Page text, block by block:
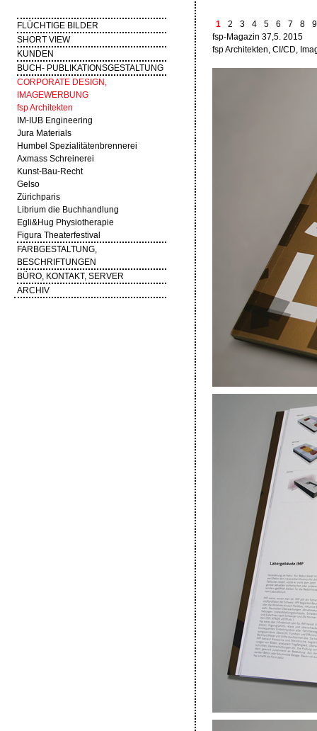
FLÜCHTIGE BILDER
SHORT VIEW
KUNDEN
BUCH- PUBLIKATIONSGESTALTUNG
CORPORATE DESIGN,
IMAGEWERBUNG
fsp Architekten
IM-IUB Engineering
Jura Materials
Humbel Spezialitätenbrennerei
Axmass Schreinerei
Kunst-Bau-Recht
Gelso
Zürichparis
Librium die Buchhandlung
Egli&Hug Physiotherapie
Figura Theaterfestival
FARBGESTALTUNG,
BESCHRIFTUNGEN
BÜRO, KONTAKT, SERVER
ARCHIV
1 2 3 4 5 6 7 8
9
fsp-Magazin 37,5. 2015
fsp Architekten, CI/CD,